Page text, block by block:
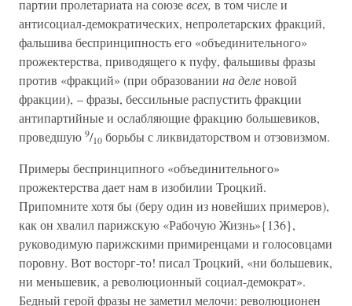
партии пролетариата на союзевсех, в том числе и
антисоциал-демократических, непролетарских фракций,
фальшива беспринципность его «объединительного»
прожектерства, приводящего к пуфу, фальшивы фразы
против «фракций» (при образовании на деленовой
фракции), – фразы, бессильные распустить фракции
антипартийные и ослабляющие фракцию большевиков,
проведшую 9/10 борьбы с ликвидаторством и отзовизмом.
Примеры беспринципного «объединительного»
прожектерства дает нам в изобилии Троцкий.
Припомните хотя бы (беру один из новейших примеров),
как он хвалил парижскую «Рабочую Жизнь»{136},
руководимую парижскими примиренцами и голосовцами
поровну. Вот восторг-то! писал Троцкий, «ни большевик,
ни меньшевик, а революционный социал-демократ».
Бедный герой фразы не заметил мелочи: революционен